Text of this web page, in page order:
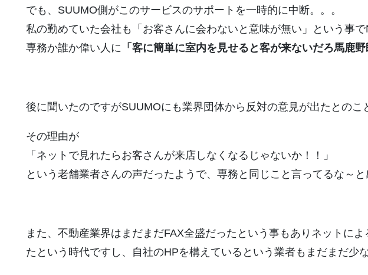
でも、SUUMO側がこのサービスのサポートを一時的に中断。。。
私の勤めていた会社も「お客さんに会わないと意味が無い」という事で
専務か誰か偉い人に 「客に簡単に室内を見せると客が来ないだろ馬鹿野
後に聞いたのですがSUUMOにも業界団体から反対の意見が出たとのこ
その理由が
「ネットで見れたらお客さんが来店しなくなるじゃないか！！」
という老舗業者さんの声だったようで、専務と同じこと言ってるな～と
また、不動産業界はまだまだFAX全盛だったという事もありネットに
たという時代ですし、自社のHPを構えているという業者もまだまだ少